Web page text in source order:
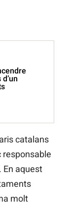
catalans
responsable
En aquest
molt